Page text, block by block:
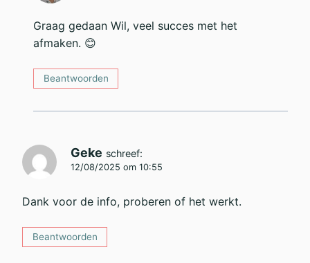
Graag gedaan Wil, veel succes met het
afmaken. 😊
Beantwoorden
Geke schreef:
12/08/2025 om 10:55
Dank voor de info, proberen of het werkt.
Beantwoorden